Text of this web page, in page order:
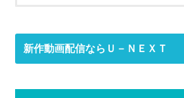
新作動画配信ならＵ－ＮＥＸＴ